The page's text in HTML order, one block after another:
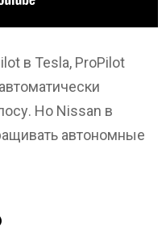
в Tesla, ProPilot
Но Nissan в
автономные